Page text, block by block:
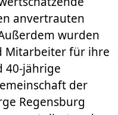
anvertrauten
wurden
Mitarbeiter für ihre
40-jährige
der
Regensburg